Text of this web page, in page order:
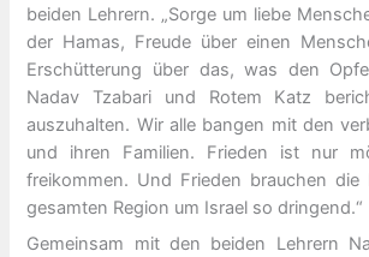
beiden Lehrern. „Sorge um liebe
der Hamas, Freude über einen
Erschütterung über das, was den
Nadav Tzabari und Rotem Katz
auszuhalten. Wir alle bangen mit den
und ihren Familien. Frieden ist nur
freikommen. Und Frieden brauchen
gesamten Region um Israel so dringend.“
Gemeinsam mit den beiden Lehrern